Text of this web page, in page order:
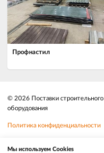
Профнастил
© 2026 Поставки строительного
оборудования
Политика конфиденциальности
Мы используем Cookies